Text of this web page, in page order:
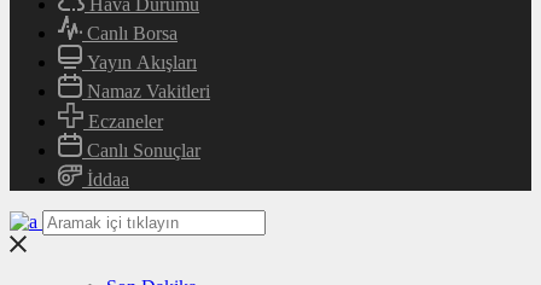
Hava Durumu
Canlı Borsa
Yayın Akışları
Namaz Vakitleri
Eczaneler
Canlı Sonuçlar
İddaa